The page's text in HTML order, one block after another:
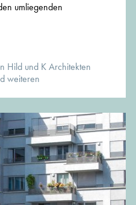
umliegenden
Hild und K Architekten
weiteren